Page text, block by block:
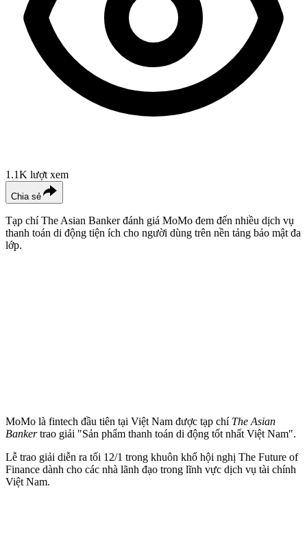
1.1K lượt xem
Chia sẻ
Tạp chí The Asian Banker đánh giá MoMo đem đến nhiều dịch vụ
thanh toán di động tiện ích cho người dùng trên nền tảng bảo mật đa
lớp.
MoMo là fintech đầu tiên tại Việt Nam được tạp chí The Asian
Bankertrao giải "Sản phẩm thanh toán di động tốt nhất Việt Nam".
Lễ trao giải diễn ra tối 12/1 trong khuôn khổ hội nghị The Future of
Finance dành cho các nhà lãnh đạo trong lĩnh vực dịch vụ tài chính
Việt Nam.